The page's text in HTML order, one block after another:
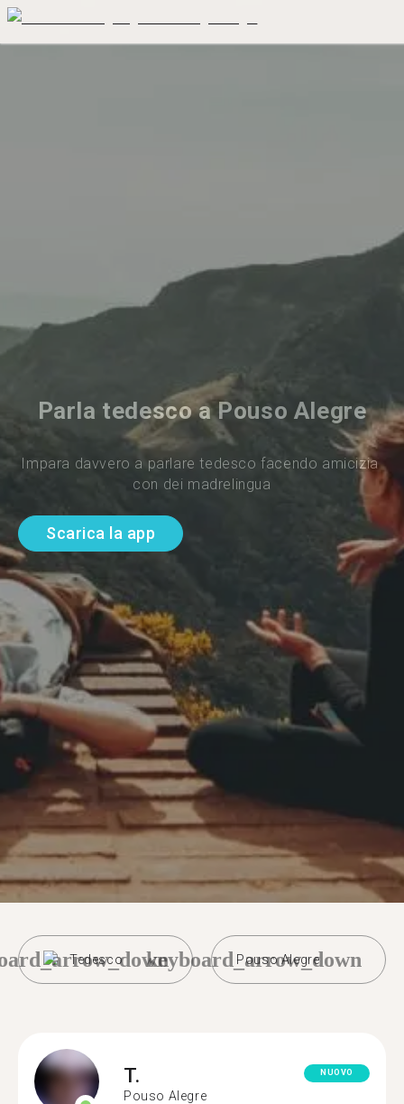
Parla tedesco a Pouso Alegre
Impara davvero a parlare tedesco facendo amicizia
con dei madrelingua
Scarica la app
Tedesco Pouso Alegre
keyboard_arrow_down
T.
Pouso Alegre
NUOVO